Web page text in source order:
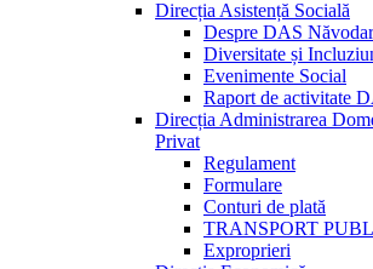
Direcția Asistență Socială
Despre DAS
Diversitate și
Evenimente Social
Raport de activitate
Direcția Administrarea
Privat
Regulament
Formulare
Conturi de plată
TRANSPORT
Exproprieri